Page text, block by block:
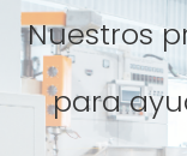
Nuestros
para